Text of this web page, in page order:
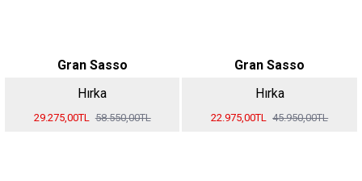
Gran Sasso
Hırka
29.275,00TL 58.550,00TL
Gran Sasso
Hırka
22.975,00TL 45.950,00TL